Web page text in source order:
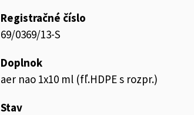
Registračné číslo
69/0369/13-S
Doplnok
aer nao 1x10 ml (fľ.HDPE s rozpr.)
Stav